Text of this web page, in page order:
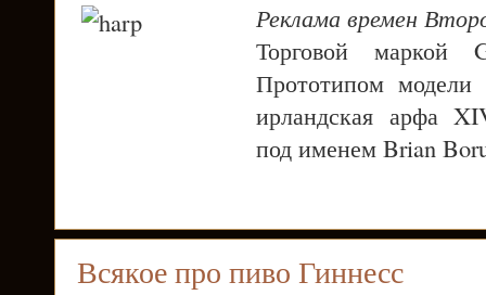
Реклама времен
Торговой маркой
Прототипом модели
ирландская арфа
под именем Brian
Всякое про пиво Гиннесс